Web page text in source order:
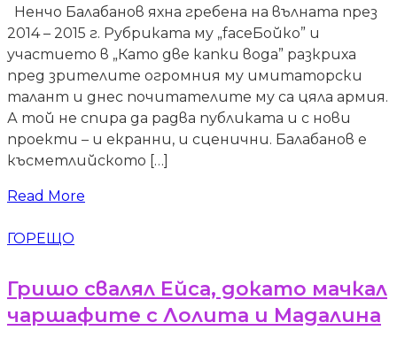
Ненчо Балабанов яхна гребена на вълната през
2014 – 2015 г. Рубриката му „faceБойко” и
участието в „Като две капки вода” разкриха
пред зрителите огромния му имитаторски
талант и днес почитателите му са цяла армия.
А той не спира да радва публиката и с нови
проекти – и екранни, и сценични. Балабанов е
късметлийското […]
Read More
ГОРЕЩО
Гришо свалял Ейса, докато мачкал
чаршафите с Лолита и Мадалина